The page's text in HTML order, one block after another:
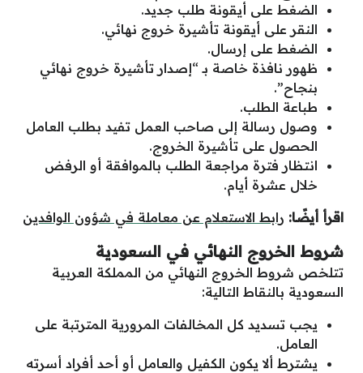
الضغط على أيقونة طلب جديد.
النقر على أيقونة تأشيرة خروج نهائي.
الضغط على إرسال.
ظهور نافذة خاصة بـ “إصدار تأشيرة خروج نهائي
بنجاح”.
طباعة الطلب.
وصول رسالة إلى صاحب العمل تفيد بطلب العامل
الحصول على تأشيرة الخروج.
انتظار فترة مراجعة الطلب بالموافقة أو الرفض
خلال عشرة أيام.
اقرأ أيضًا: رابط الاستعلام عن معاملة في شؤون الوافدين
شروط الخروج النهائي في السعودية
تتلخص شروط الخروج النهائي من المملكة العربية
السعودية بالنقاط التالية:
يجب تسديد كل المخالفات المرورية المترتبة على
العامل.
يشترط ألا يكون الكفيل والعامل أو أحد أفراد أسرته